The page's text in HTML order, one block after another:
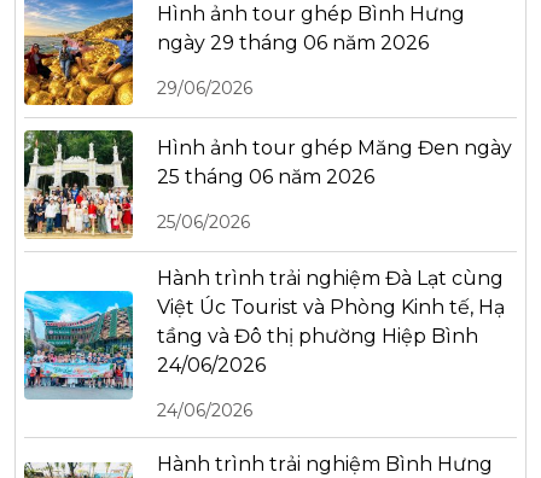
Hình ảnh tour ghép Bình Hưng
ngày 29 tháng 06 năm 2026
29/06/2026
Hình ảnh tour ghép Măng Đen ngày
25 tháng 06 năm 2026
25/06/2026
Hành trình trải nghiệm Đà Lạt cùng
Việt Úc Tourist và Phòng Kinh tế, Hạ
tầng và Đô thị phường Hiệp Bình
24/06/2026
24/06/2026
Hành trình trải nghiệm Bình Hưng